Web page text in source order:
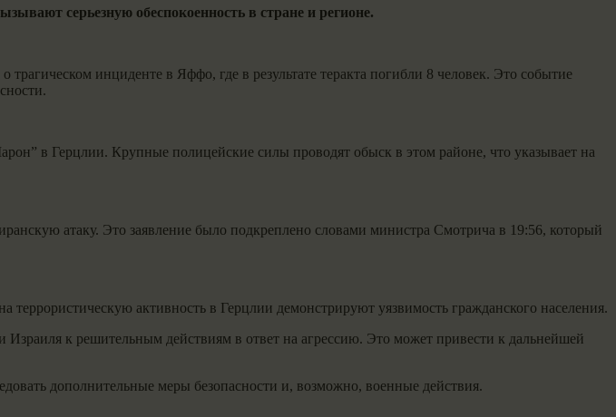
серьезную обеспокоенность в стране и регионе.
инциденте в Яффо, где в результате теракта погибли 8 человек. Это событие
в Герцлии. Крупные полицейские силы проводят обыск в этом районе, что указывает на
атаку. Это заявление было подкреплено словами министра Смотрича в 19:56, который
активность в Герцлии демонстрируют уязвимость гражданского населения.
к решительным действиям в ответ на агрессию. Это может привести к дальнейшей
дополнительные меры безопасности и, возможно, военные действия.